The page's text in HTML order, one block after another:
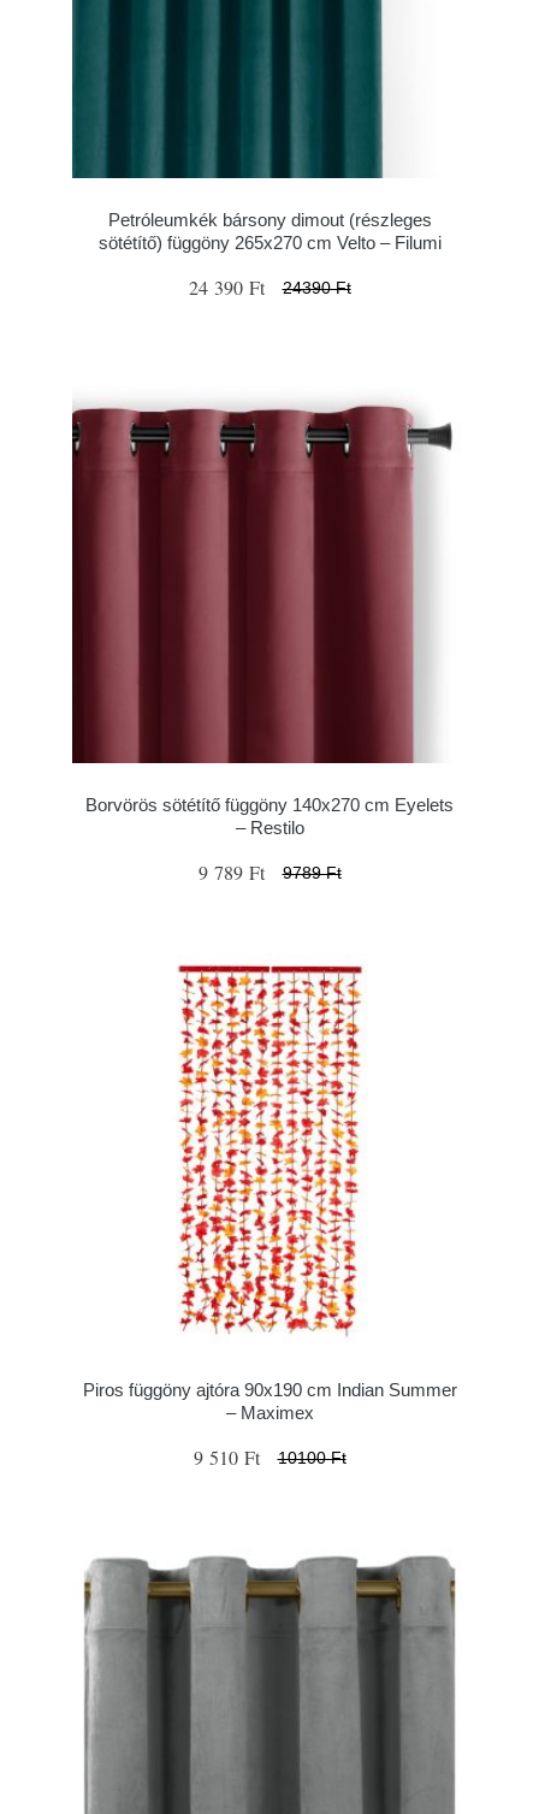
Petróleumkék bársony dimout (részleges
sötétítő) függöny 265x270 cm Velto – Filumi
24 390 Ft 24390 Ft
Borvörös sötétítő függöny 140x270 cm Eyelets
– Restilo
9 789 Ft 9789 Ft
Piros függöny ajtóra 90x190 cm Indian Summer
– Maximex
9 510 Ft 10100 Ft